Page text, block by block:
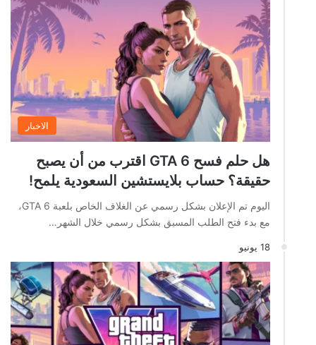
الاخبار
هل حلم فسح GTA 6 اقترب من أن يصبح
حقيقة؟ حساب بلايستشين السعودية يلمح!
اليوم تم الإعلان بشكل رسمي عن الغلاف الخاص بلعبة GTA 6،
مع بدء فتح الطلب المسبق بشكل رسمي خلال الشهر…
18 يونيو